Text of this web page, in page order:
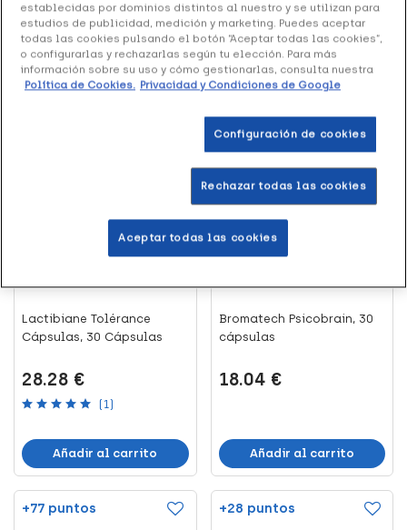
17.67 €
(7)
Añadir al carrito
11.91 €
(53)
Añadir al carrito
Lactibiane Tolérance
Cápsulas, 30 Cápsulas
28.28 €
(1)
Añadir al carrito
+36 puntos
Bromatech Psicobrain, 30
cápsulas
18.04 €
Añadir al carrito
+77 puntos +28 puntos
establecidas por dominios distintos al nuestro y se utilizan para
estudios de publicidad, medición y marketing. Puedes aceptar
todas las cookies pulsando el botón “Aceptar todas las cookies”,
o configurarlas y rechazarlas según tu elección. Para más
información sobre su uso y cómo gestionarlas, consulta nuestra
Política de Cookies. Privacidad y Condiciones de Google
Configuración de cookies
Rechazar todas las cookies
Aceptar todas las cookies